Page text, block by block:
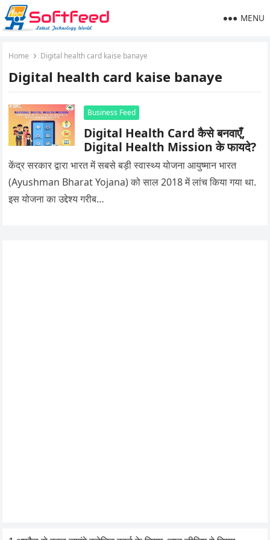
MENU
Home Digital health card kaise banaye
Digital health card kaise banaye
Business Feed
Digital Health Card कैसे बनवाएँ,
Digital Health Mission के फायदे?
केंद्र सरकार द्वारा भारत में सबसे बड़ी स्वास्थ्य योजना आयुष्मान भारत
(Ayushman Bharat Yojana) को साल 2018 में लांच किया गया था.
इस योजना का उद्देश्य गरीब…